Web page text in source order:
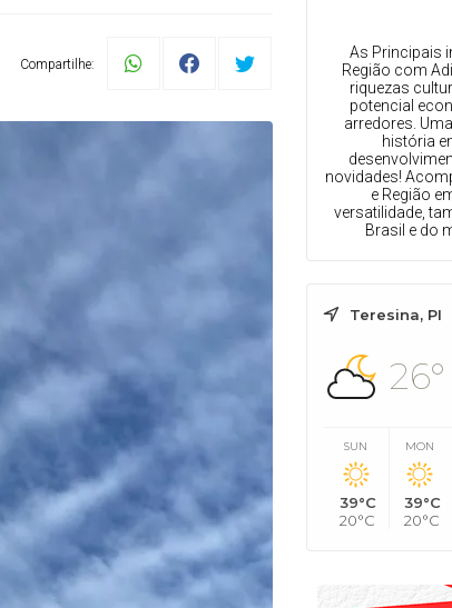
Compartilhe:
As Principais
Região com
riquezas
potencial
arredores.
história
novidades!
e Região
versatilidade,
Brasil e do
Teresina, PI
26°
SUN
39°C
20°C
MON
39°C
20°C